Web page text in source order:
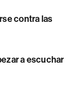
contra las
a escuchar